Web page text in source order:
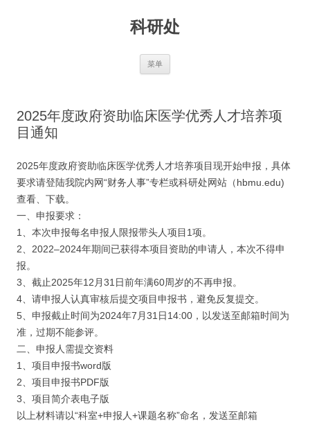
科研处
菜单
2025年度政府资助临床医学优秀人才培养项
目通知
2025年度政府资助临床医学优秀人才培养项目现开始申报，具体
要求请登陆我院内网“财务人事”专栏或科研处网站（hbmu.edu)
查看、下载。
一、申报要求：
1、本次申报每名申报人限报带头人项目1项。
2、2022–2024年期间已获得本项目资助的申请人，本次不得申
报。
3、截止2025年12月31日前年满60周岁的不再申报。
4、请申报人认真审核后提交项目申报书，避免反复提交。
5、申报截止时间为2024年7月31日14:00，以发送至邮箱时间为
准，过期不能参评。
二、申报人需提交资料
1、项目申报书word版
2、项目申报书PDF版
3、项目简介表电子版
以上材料请以“科室+申报人+课题名称”命名，发送至邮箱